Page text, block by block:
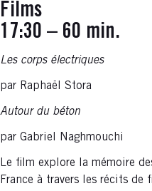
Films
17:30 – 60 min.
Les corps électriques
par Raphaël Stora
Autour du béton
par Gabriel Naghmouchi
Le film explore la mémoire
France à travers les récits de